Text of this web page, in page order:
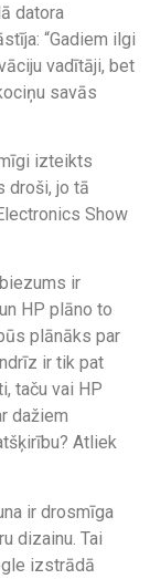
datora
“Gadiem ilgi
vadītāji, bet
savās
izteikts
droši, jo tā
Show
ir
HP plāno to
plānāks par
ir tik pat
taču vai HP
dažiem
Atliek
ir drosmīga
dizainu. Tai
izstrādā